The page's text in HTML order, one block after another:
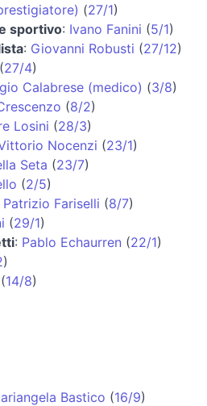
(27/1)
sportivo: Ivano Fanini (5/1)
: Giovanni Robusti (27/12)
(27/4)
Calabrese (medico) (3/8)
(8/2)
Losini (28/3)
Nocenzi (23/1)
Seta (23/7)
(2/5)
Patrizio Fariselli (8/7)
(29/1)
: Pablo Echaurren (22/1)
)
(14/8)
Bastico (16/9)